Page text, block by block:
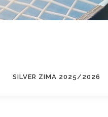
SILVER ZIMA 2025/2026